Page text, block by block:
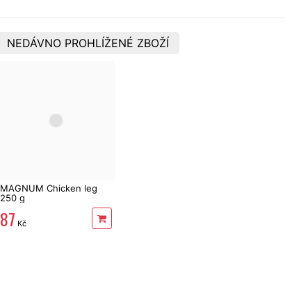
NEDÁVNO PROHLÍŽENÉ ZBOŽÍ
MAGNUM Chicken leg
250 g
87 Kč